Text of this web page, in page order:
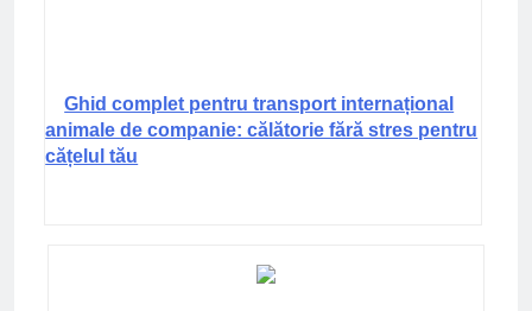
Ghid complet pentru transport internațional
animale de companie: călătorie fără stres pentru
cățelul tău